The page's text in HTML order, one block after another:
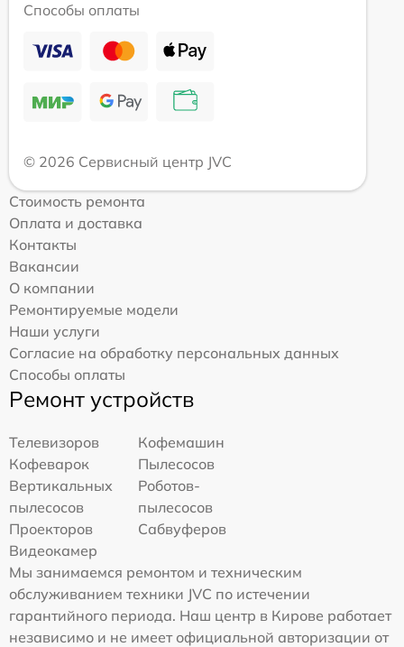
Способы оплаты
© 2026 Сервисный центр JVC
Стоимость ремонта
Оплата и доставка
Контакты
Вакансии
О компании
Ремонтируемые модели
Наши услуги
Согласие на обработку персональных данных
Способы оплаты
Ремонт устройств
Телевизоров
Кофемашин
Кофеварок
Пылесосов
Вертикальных
пылесосов
Роботов-
пылесосов
Проекторов
Сабвуферов
Видеокамер
Мы занимаемся ремонтом и техническим
обслуживанием техники JVC по истечении
гарантийного периода. Наш центр в Кирове работает
независимо и не имеет официальной авторизации от